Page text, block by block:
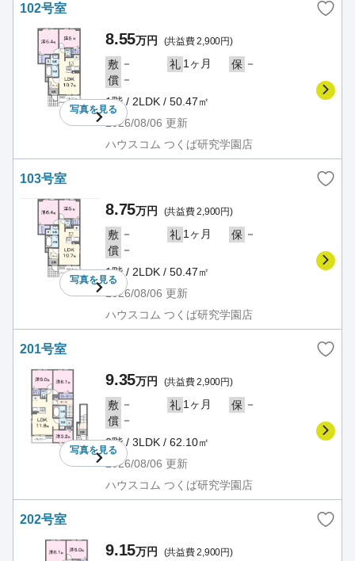
102号室
写真を見る
8.55万円 (共益費 2,900円)
敷 － 礼 1ヶ月 保 －
償 －
1階 / 2LDK / 50.47㎡
2026/08/06 更新
ハウスコム つくば研究学園店
103号室
写真を見る
8.75万円 (共益費 2,900円)
敷 － 礼 1ヶ月 保 －
償 －
1階 / 2LDK / 50.47㎡
2026/08/06 更新
ハウスコム つくば研究学園店
201号室
写真を見る
9.35万円 (共益費 2,900円)
敷 － 礼 1ヶ月 保 －
償 －
2階 / 3LDK / 62.10㎡
2026/08/06 更新
ハウスコム つくば研究学園店
202号室
9.15万円 (共益費 2,900円)